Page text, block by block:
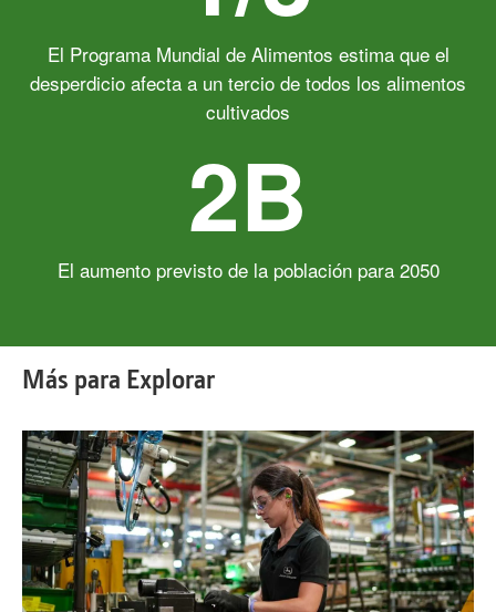
El Programa Mundial de Alimentos estima que el
desperdicio afecta a un tercio de todos los alimentos
cultivados
2B
El aumento previsto de la población para 2050
Más para Explorar